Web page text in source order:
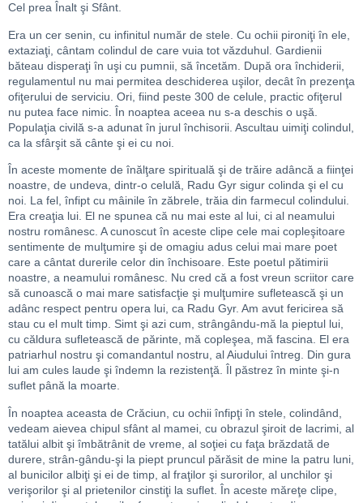
Cel prea Înalt şi Sfânt.
Era un cer senin, cu infinitul număr de stele. Cu ochii pironiţi în ele,
extaziaţi, cântam colindul de care vuia tot văzduhul. Gardienii
băteau disperaţi în uşi cu pumnii, să încetăm. După ora închiderii,
regulamentul nu mai permitea deschiderea uşilor, decât în prezenţa
ofiţerului de serviciu. Ori, fiind peste 300 de celule, practic ofiţerul
nu putea face nimic. În noaptea aceea nu s-a deschis o uşă.
Populaţia civilă s-a adunat în jurul închisorii. Ascultau uimiţi colindul,
ca la sfârşit să cânte şi ei cu noi.
În aceste momente de înălţare spirituală şi de trăire adâncă a fiinţei
noastre, de undeva, dintr-o celulă, Radu Gyr sigur colinda şi el cu
noi. La fel, înfipt cu mâinile în zăbrele, trăia din farmecul colindului.
Era creaţia lui. El ne spunea că nu mai este al lui, ci al neamului
nostru românesc. A cunoscut în aceste clipe cele mai copleşitoare
sentimente de mulţumire şi de omagiu adus celui mai mare poet
care a cântat durerile celor din închisoare. Este poetul pătimirii
noastre, a neamului românesc. Nu cred că a fost vreun scriitor care
să cunoască o mai mare satisfacţie şi mulţumire sufletească şi un
adânc respect pentru opera lui, ca Radu Gyr. Am avut fericirea să
stau cu el mult timp. Simt şi azi cum, strângându-mă la pieptul lui,
cu căldura sufletească de părinte, mă copleşea, mă fascina. El era
patriarhul nostru şi comandantul nostru, al Aiudului întreg. Din gura
lui am cules laude şi îndemn la rezistenţă. Îl păstrez în minte şi-n
suflet până la moarte.
În noaptea aceasta de Crăciun, cu ochii înfipţi în stele, colindând,
vedeam aievea chipul sfânt al mamei, cu obrazul şiroit de lacrimi, al
tatălui albit şi îmbătrânit de vreme, al soţiei cu faţa brăzdată de
durere, strân-gându-şi la piept pruncul părăsit de mine la patru luni,
al bunicilor albiţi şi ei de timp, al fraţilor şi surorilor, al unchilor şi
verişorilor şi al prietenilor cinstiţi la suflet. În aceste măreţe clipe,